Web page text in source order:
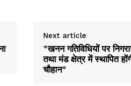
Next article
*खनन गतिविधियों पर
तथा मंड क्षेत्र में स्थापित
चौहान*